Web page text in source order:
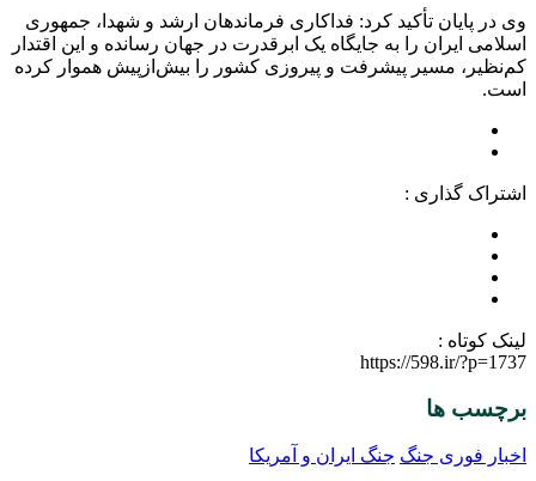
وی در پایان تأکید کرد: فداکاری فرماندهان ارشد و شهدا، جمهوری
اسلامی ایران را به جایگاه یک ابرقدرت در جهان رسانده و این اقتدار
کم‌نظیر، مسیر پیشرفت و پیروزی کشور را بیش‌ازپیش هموار کرده
است.
اشتراک گذاری :
لینک کوتاه :
https://598.ir/?p=1737
برچسب ها
اخبار فوری جنگ جنگ ایران و آمریکا